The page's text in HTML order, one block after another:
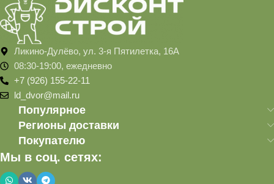
Ликино-Дулёво, ул. 3-я Пятилетка, 16А
08:30-19:00, ежедневно
+7 (926) 155-22-11
ld_dvor@mail.ru
Популярное
Регионы доставки
Покупателю
Мы в соц. сетях: